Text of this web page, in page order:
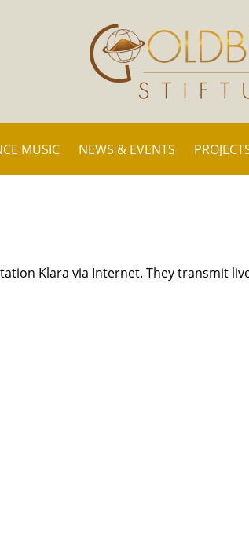
MUSIC NEWS & EVENTS
Klara via Internet. They transmit